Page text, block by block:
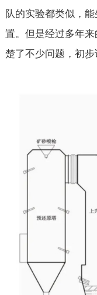
队的实验都类似，
置。但是经过多年
楚了不少问题，初步